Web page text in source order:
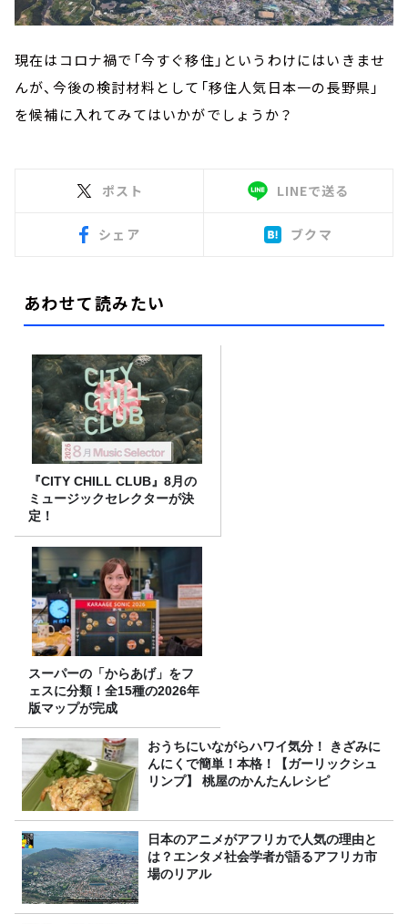
現在はコロナ禍で「今すぐ移住」というわけにはいきませ
んが、今後の検討材料として「移住人気日本一の長野県」
を候補に入れてみてはいかがでしょうか？
ポスト LINEで送る
シェア ブクマ
あわせて読みたい
『CITY CHILL CLUB』8月の
ミュージックセレクターが決
定！
スーパーの「からあげ」をフ
ェスに分類！全15種の2026年
版マップが完成
おうちにいながらハワイ気分！ きざみに
んにくで簡単！本格！【ガーリックシュ
リンプ】 桃屋のかんたんレシピ
日本のアニメがアフリカで人気の理由と
は？エンタメ社会学者が語るアフリカ市
場のリアル